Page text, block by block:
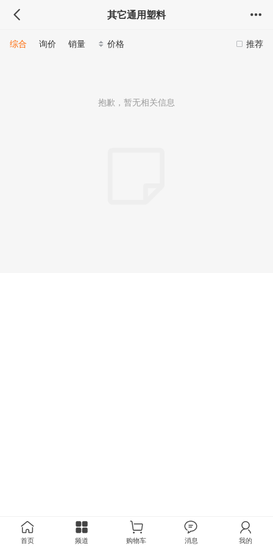
其它通用塑料
推荐
综合 询价 销量 价格
抱歉，暂无相关信息
首页 频道 购物车 消息 我的